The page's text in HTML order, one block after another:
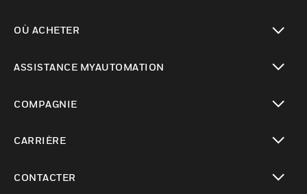
OÙ ACHETER
ASSISTANCE MYAUTOMATION
COMPAGNIE
CARRIÈRE
CONTACTER